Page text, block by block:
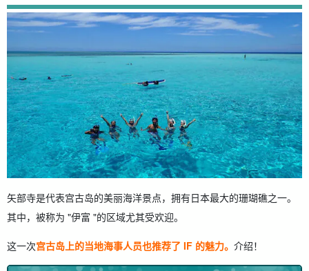
5.除了 IF 之外，还有其他建议。
5.1.做
5.3.乌拉比迪
5.4.旱金莲
6.参加前需准备的个人物品清单！ 舒适享受八重身
7.来自评论和推荐 如果.Yaeba "的真正魅力在于
7.1.社交网站！ 实际照片和视频
8.关于宫古岛 "ifs "的常见问题 (常见问题）
9.摘要
矢部寺是代表宫古岛的美丽海洋景点，拥有日本最大的珊瑚礁之一。
其中，被称为 "伊富 "的区域尤其受欢迎。
这一次宫古岛上的当地海事人员也推荐了 IF 的魅力。 介绍！